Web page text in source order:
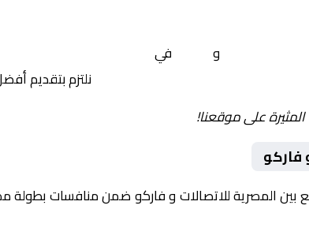
و في
نلتزم بتقديم
المثيرة على موقعنا!
فاركو
13 لقاءً مرتقبًا يجمع بين المصرية للاتصالات و فاركو ضمن